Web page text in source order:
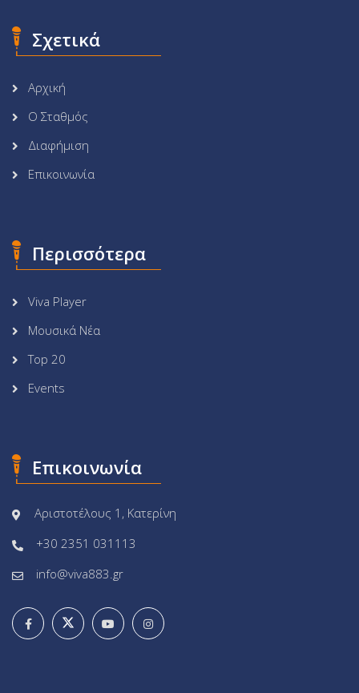
Σχετικά
Αρχική
Ο Σταθμός
Διαφήμιση
Επικοινωνία
Περισσότερα
Viva Player
Μουσικά Νέα
Top 20
Events
Επικοινωνία
Αριστοτέλους 1, Κατερίνη
+30 2351 031113
info@viva883.gr